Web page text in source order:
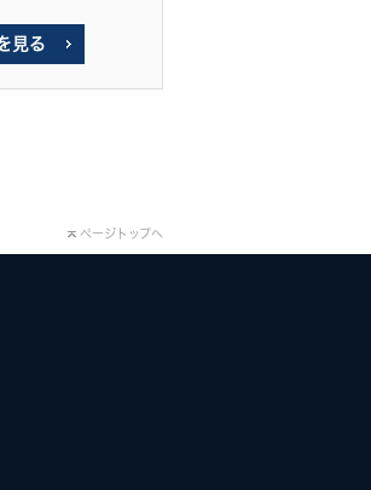
見る
ページトップへ